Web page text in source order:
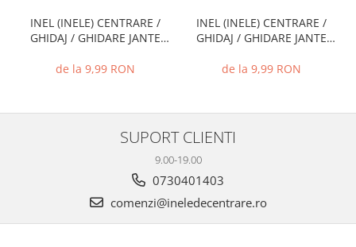
INEL (INELE) CENTRARE /
GHIDAJ / GHIDARE JANTE
de la 9,99 RON
INEL (INELE) CENTRARE /
GHIDAJ / GHIDARE JANTE
de la 9,99 RON
SUPORT CLIENTI
9.00-19.00
0730401403
comenzi@ineledecentrare.ro